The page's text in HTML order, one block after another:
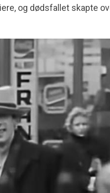
og dødsfallet skapte